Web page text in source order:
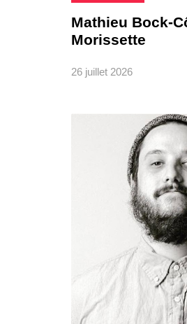
Mathieu Bock-
Morissette
26 juillet 2026